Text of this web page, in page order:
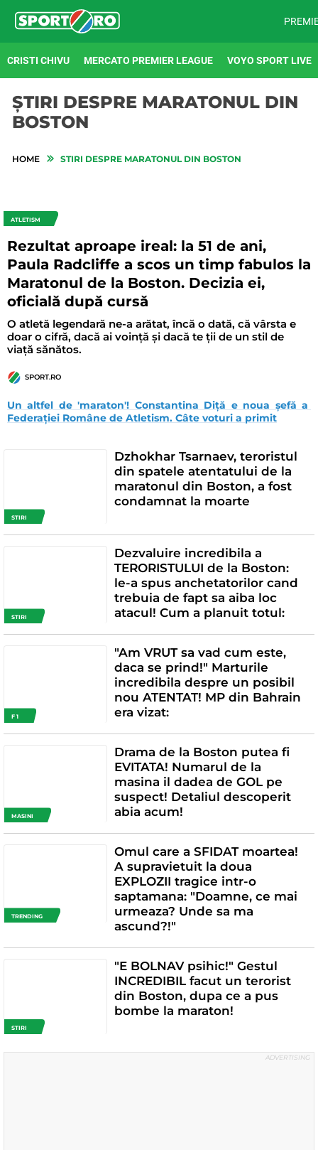
CRISTI CHIVU MERCATO PREMIER LEAGUE VOYO SPORT LIVE
ȘTIRI DESPRE MARATONUL DIN
BOSTON
HOME STIRI DESPRE MARATONUL DIN BOSTON
ATLETISM
Rezultat aproape ireal: la 51 de ani,
Paula Radcliffe a scos un timp fabulos la
Maratonul de la Boston. Decizia ei,
oficială după cursă
O atletă legendară ne-a arătat, încă o dată, că vârsta e
doar o cifră, dacă ai voință și dacă te ții de un stil de
viață sănătos.
SPORT.RO
Un altfel de 'maraton'! Constantina Diță e noua șefă a
Federației Române de Atletism. Câte voturi a primit
STIRI
Dzhokhar Tsarnaev, teroristul
din spatele atentatului de la
maratonul din Boston, a fost
condamnat la moarte
STIRI
Dezvaluire incredibila a
TERORISTULUI de la Boston:
le-a spus anchetatorilor cand
trebuia de fapt sa aiba loc
atacul! Cum a planuit totul:
F 1
"Am VRUT sa vad cum este,
daca se prind!" Marturile
incredibila despre un posibil
nou ATENTAT! MP din Bahrain
era vizat:
MASINI
Drama de la Boston putea fi
EVITATA! Numarul de la
masina il dadea de GOL pe
suspect! Detaliul descoperit
abia acum!
TRENDING
Omul care a SFIDAT moartea!
A supravietuit la doua
EXPLOZII tragice intr-o
saptamana: "Doamne, ce mai
urmeaza? Unde sa ma
ascund?!"
STIRI
"E BOLNAV psihic!" Gestul
INCREDIBIL facut un terorist
din Boston, dupa ce a pus
bombe la maraton!